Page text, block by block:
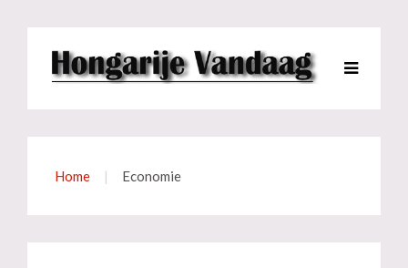
Home Economie